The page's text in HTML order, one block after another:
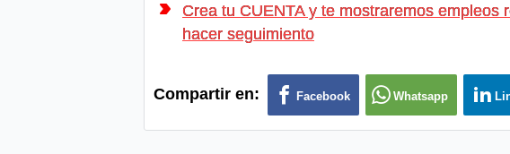
Crea tu CUENTA y te mostraremos
hacer seguimiento
Compartir en: Facebook Whatsapp